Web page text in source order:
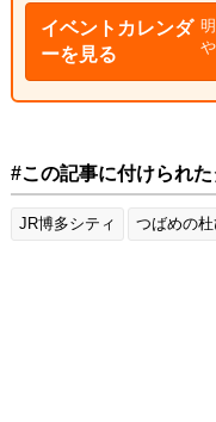
イベントカレンダ
ーを見る
#この記事に付けられ
JR博多シティ つばめの